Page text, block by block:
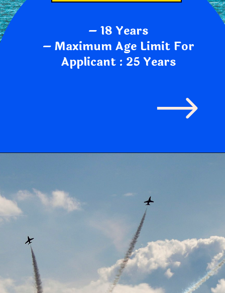
– 18 Years
– Maximum Age Limit For
Applicant : 25 Years